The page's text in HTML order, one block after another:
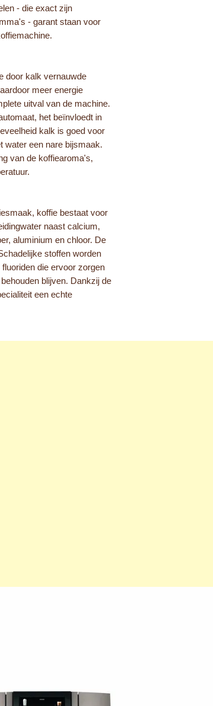
- die exact zijn
- garant staan voor
door kalk vernauwde
meer energie
uitval van de machine.
het beïnvloedt in
kalk is goed voor
water een nare bijsmaak.
van de koffiearoma's,
koffie bestaat voor
naast calcium,
aluminium en chloor. De
stoffen worden
die ervoor zorgen
blijven. Dankzij de
een echte